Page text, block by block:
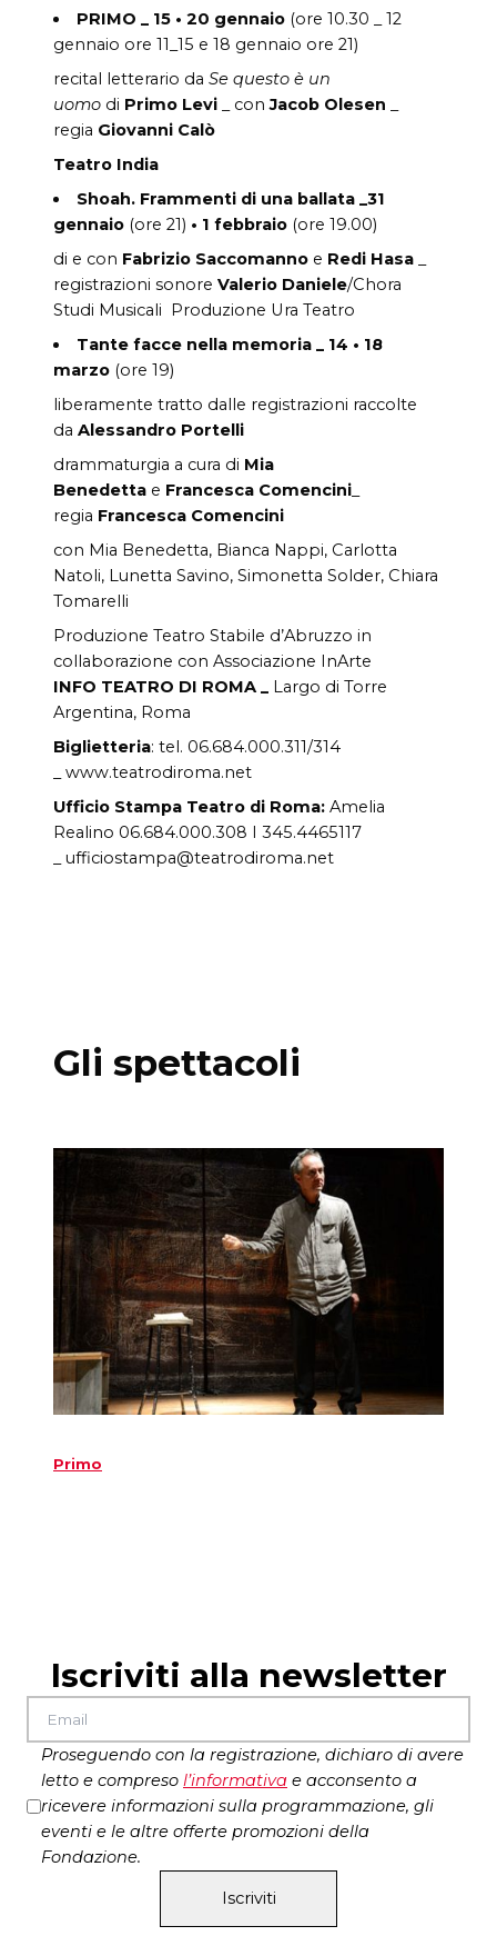
PRIMO _ 15 • 20 gennaio(ore 10.30 _ 12
gennaio ore 11_15 e 18 gennaio ore 21)
recital letterario da Se questo è un
uomo di Primo Levi _ conJacob Olesen
regia Giovanni Calò
Teatro India
Shoah. Frammenti di una ballata _31
gennaio (ore 21) • 1 febbraio (ore 19.00)
di e con Fabrizio Saccomanno e Redi Hasa
registrazioni sonore Valerio Daniele/Chora
Studi Musicali Produzione Ura Teatro
Tante facce nella memoria_ 14 • 18
marzo (ore 19)
liberamente tratto dalle registrazioni raccolte
da Alessandro Portelli
drammaturgia a cura di Mia
Benedetta e Francesca Comencini
regia Francesca Comencini
con Mia Benedetta, Bianca Nappi, Carlotta
Natoli, Lunetta Savino, Simonetta Solder, Chiara
Tomarelli
Produzione Teatro Stabile d’Abruzzo in
collaborazione con Associazione InArte
INFO TEATRO DI ROMA _ Largo di Torre
Argentina, Roma
Biglietteria: tel. 06.684.000.311/314
_ www.teatrodiroma.net
Ufficio Stampa Teatro di Roma: Amelia
Realino 06.684.000.308 I 345.4465117
_ ufficiostampa@teatrodiroma.net
Gli spettacoli
Primo
Iscriviti alla newsletter
Proseguendo con la registrazione, dichiaro di avere
letto e compreso l’informativa e acconsento a
ricevere informazioni sulla programmazione, gli
eventi e le altre offerte promozioni della
Fondazione.
Iscriviti